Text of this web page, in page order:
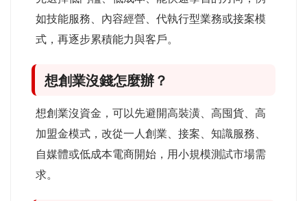
如技能服務、內容經營、代執行型業務或接案模
式，再逐步累積能力與客戶。
想創業沒錢怎麼辦？
想創業沒資金，可以先避開高裝潢、高囤貨、高
加盟金模式，改從一人創業、接案、知識服務、
自媒體或低成本電商開始，用小規模測試市場需
求。